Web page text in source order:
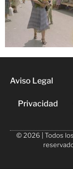
Aviso Legal
Privacidad
© 2026 | Todos